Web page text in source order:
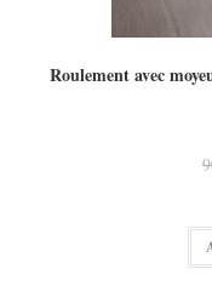
Roulement avec